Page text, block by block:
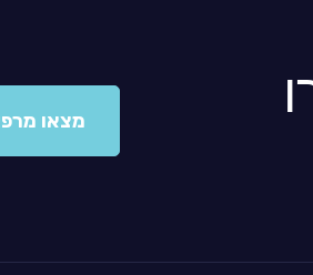
מצאו